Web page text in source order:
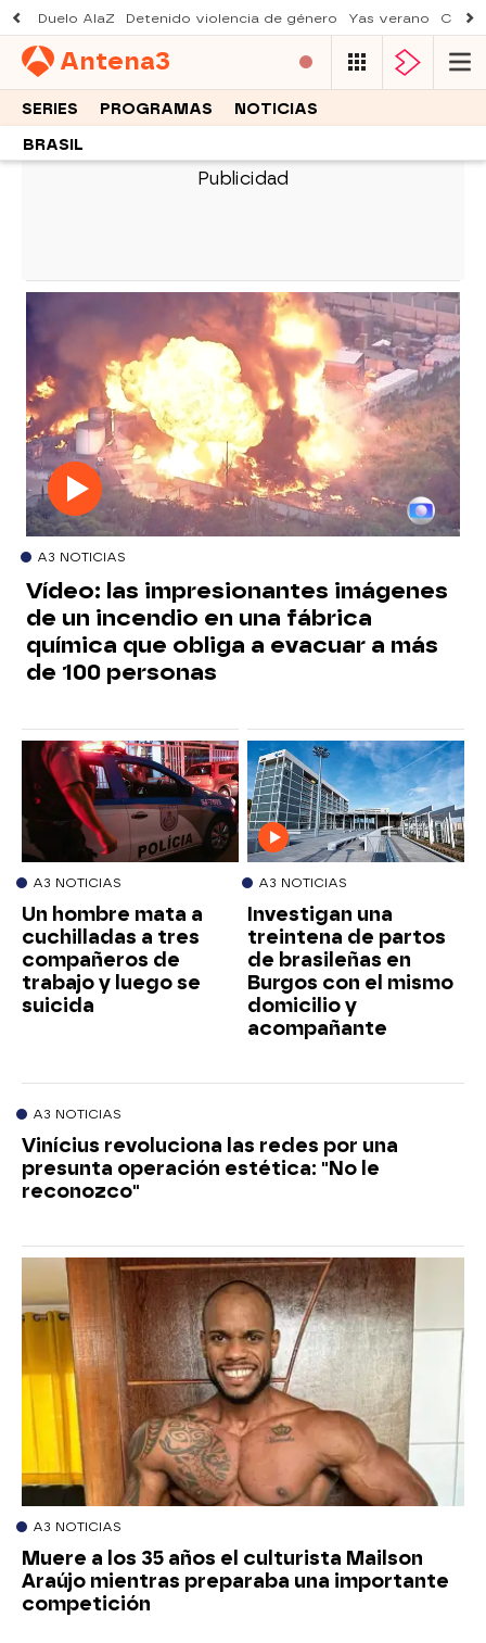
Duelo AlaZ Detenido violencia de género Yas verano
Antena3
SERIES PROGRAMAS NOTICIAS
BRASIL
A3 NOTICIAS
Vídeo: las impresionantes imágenes
de un incendio en una fábrica
química que obliga a evacuar a más
de 100 personas
A3 NOTICIAS
Un hombre mata a
cuchilladas a tres
compañeros de
trabajo y luego se
suicida
A3 NOTICIAS
Investigan una
treintena de partos
de brasileñas en
Burgos con el mismo
domicilio y
acompañante
A3 NOTICIAS
Vinícius revoluciona las redes por una
presunta operación estética: "No le
reconozco"
A3 NOTICIAS
Muere a los 35 años el culturista Mailson
Araújo mientras preparaba una importante
competición